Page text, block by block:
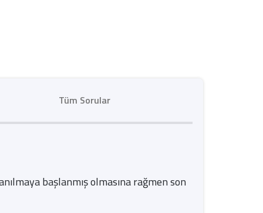
Tüm Sorular
başlanmış olmasına rağmen son